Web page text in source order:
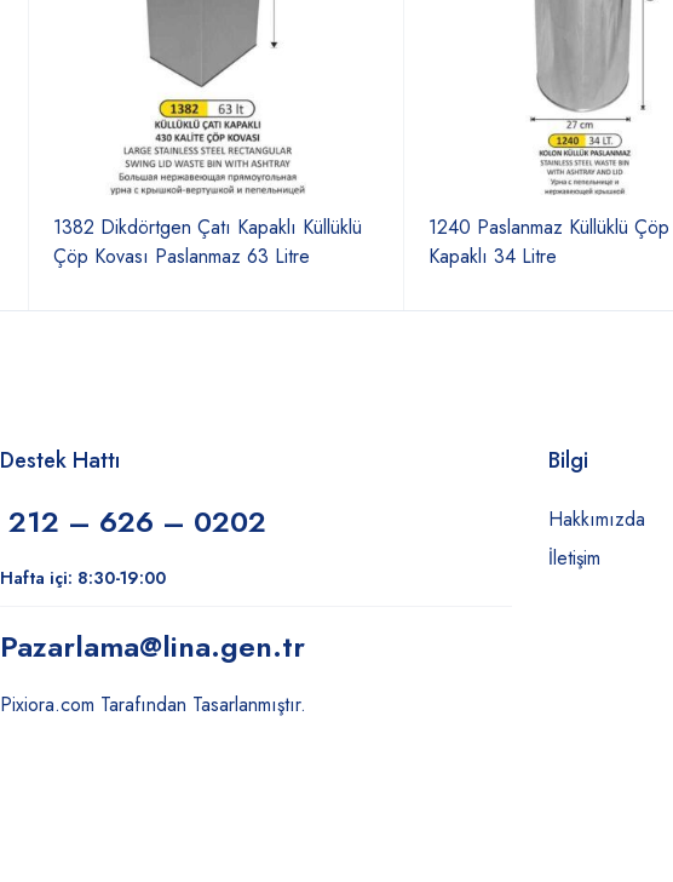
1382 Dikdörtgen Çatı Kapaklı Küllüklü
Çöp Kovası Paslanmaz 63 Litre
1240 Paslanmaz Küllüklü Çöp
Kapaklı 34 Litre
Destek Hattı
212 – 626 – 0202
Hafta içi: 8:30-19:00
Pazarlama@lina.gen.tr
Pixiora.com Tarafından Tasarlanmıştır.
Bilgi
Hakkımızda
İletişim